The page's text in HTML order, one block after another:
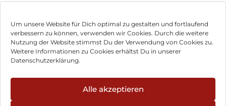
Um unsere Website für Dich optimal zu gestalten und fortlaufend
verbessern zu können, verwenden wir Cookies. Durch die weitere
Nutzung der Website stimmst Du der Verwendung von Cookies zu.
Weitere Informationen zu Cookies erhältst Du in unserer
Datenschutzerklärung.
Alle akzeptieren
Impressum